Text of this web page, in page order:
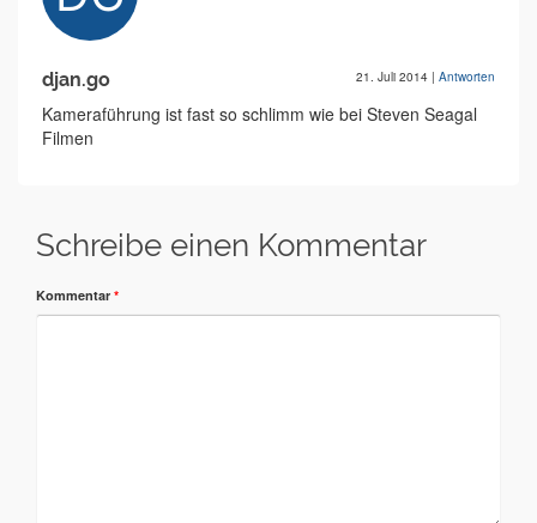
djan.go 21. Juli 2014 | Antworten
Kameraführung ist fast so schlimm wie bei Steven Seagal
Filmen
Schreibe einen Kommentar
Kommentar *